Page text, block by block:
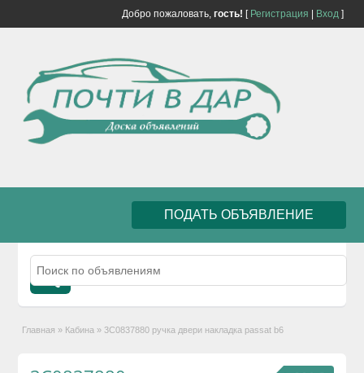
Добро пожаловать, гость! [ Регистрация Вход]
ПОДАТЬ ОБЪЯВЛЕНИЕ
Главная » Кабина » 3C0837880 ручка двери накладка passat b6